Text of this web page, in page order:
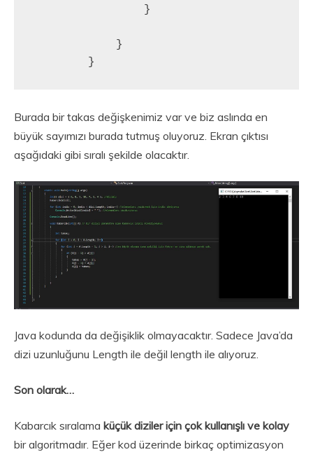
                }
            }
        }
Burada bir takas değişkenimiz var ve biz aslında en
büyük sayımızı burada tutmuş oluyoruz. Ekran çıktısı
aşağıdaki gibi sıralı şekilde olacaktır.
Java kodunda da değişiklik olmayacaktır. Sadece Java’da
dizi uzunluğunu Length ile değil length ile alıyoruz.
Son olarak…
Kabarcık sıralama küçük diziler için çok kullanışlı ve kolay
bir algoritmadır. Eğer kod üzerinde birkaç optimizasyon